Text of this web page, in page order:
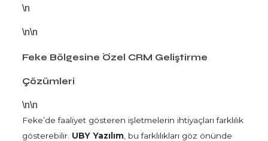
\n
\n\n
Feke Bölgesine Özel CRM Geliştirme
Çözümleri
\n\n
Feke’de faaliyet gösteren işletmelerin ihtiyaçları farklılık
gösterebilir. UBY Yazılım , bu farklılıkları göz önünde